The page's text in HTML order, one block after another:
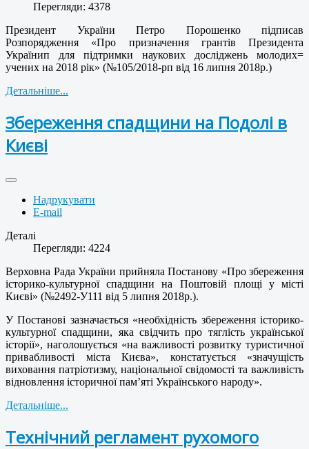
Перегляди: 4378
Президент України Петро Порошенко підписав
Розпорядження «Про призначення грантів Президента
Українип для підтримки наукових досліджень молодих=
учених на 2018 рік» (№105/2018-рп від 16 липня 2018р.)
Детальніше...
Збереження спадщини на Подолі в
Києві
Надрукувати
E-mail
Деталі
Перегляди: 4224
Верховна Рада України прийняла Постанову «Про збереження
історико-культурної спадщини на Поштовій площі у місті
Києві» (№2492-У111 від 5 липня 2018р.).
У Постанові зазначається «необхідність збереження історико-
культурної спадщини, яка свідчить про тяглість української
історії», наголошується «на важливості розвитку туристичної
привабливості міста Києва», констатується «значущість
виховання патріотизму, національної свідомості та важливість
відновлення історичної пам’яті Українського народу».
Детальніше...
Технічний регламент рухомого